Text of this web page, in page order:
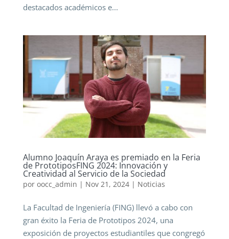
destacados académicos e...
Alumno Joaquín Araya es premiado en la Feria
de PrototiposFING 2024: Innovación y
Creatividad al Servicio de la Sociedad
por oocc_admin | Nov 21, 2024| Noticias
La Facultad de Ingeniería (FING) llevó a cabo con
gran éxito la Feria de Prototipos 2024, una
exposición de proyectos estudiantiles que congregó